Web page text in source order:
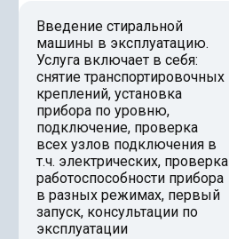
Введение стиральной
машины в эксплуатацию.
Услуга включает в себя:
снятие транспортировочных
креплений, установка
прибора по уровню,
подключение, проверка
всех узлов подключения в
т.ч. электрических, проверка
работоспособности прибора
в разных режимах, первый
запуск, консультации по
эксплуатации